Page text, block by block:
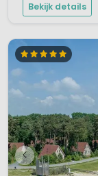
Bekijk details